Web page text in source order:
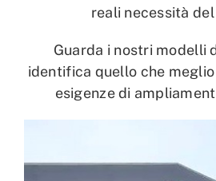
reali necessità
Guarda i nostri modelli
identifica quello che
esigenze di